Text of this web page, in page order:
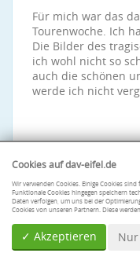
Für mich war das
Tourenwoche. Ich
Die Bilder des
ich wohl nicht so
auch die schönen
werde ich nicht
Cookies auf dav-eifel.de
Wir verwenden Cookies. Einige Cookies
Funktionale Cookies hingegen speichern
Daten verfolgen, um uns bei der
Cookies von unseren Partnern. Diese
✓ Akzeptieren